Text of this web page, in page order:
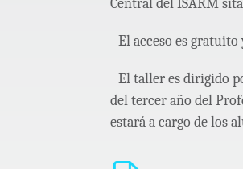
Central del ISARM
El acceso es
El taller es dirigido
del tercer año del
estará a cargo de los